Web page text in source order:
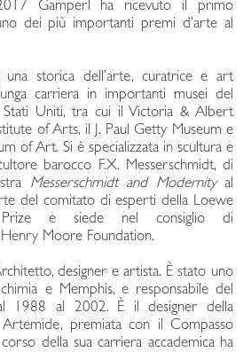
Gamperl ha ricevuto il primo
dei più importanti premi d’arte al
storica dell’arte, curatrice e art
carriera in importanti musei del
Uniti, tra cui il Victoria & Albert
of Arts, il J. Paul Getty Museum e
of Art. Si è specializzata in scultura e
barocco F.X. Messerschmidt, di
Messerschmidt and Modernity al
del comitato di esperti della Loewe
Prize e siede nel consiglio di
Moore Foundation.
designer e artista. È stato uno
e Memphis, e responsabile del
1988 al 2002. È il designer della
premiata con il Compasso
della sua carriera accademica ha